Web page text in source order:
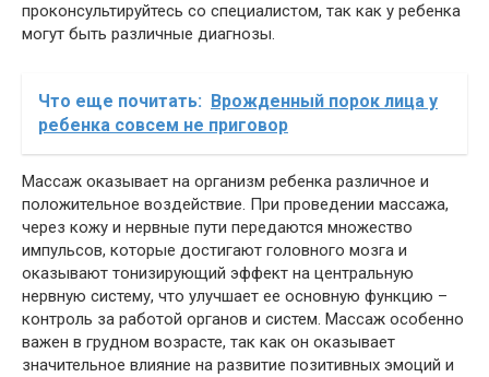
проконсультируйтесь со специалистом, так как у ребенка
могут быть различные диагнозы.
Что еще почитать:
Врожденный порок лица у
ребенка совсем не приговор
Массаж оказывает на организм ребенка различное и
положительное воздействие. При проведении массажа,
через кожу и нервные пути передаются множество
импульсов, которые достигают головного мозга и
оказывают тонизирующий эффект на центральную
нервную систему, что улучшает ее основную функцию –
контроль за работой органов и систем. Массаж особенно
важен в грудном возрасте, так как он оказывает
значительное влияние на развитие позитивных эмоций и